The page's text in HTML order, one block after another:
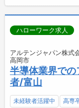
ハローワーク求人
アルテンジャパン株式
高岡市
半導体業界で
者/富山
未経験者活躍中 高専